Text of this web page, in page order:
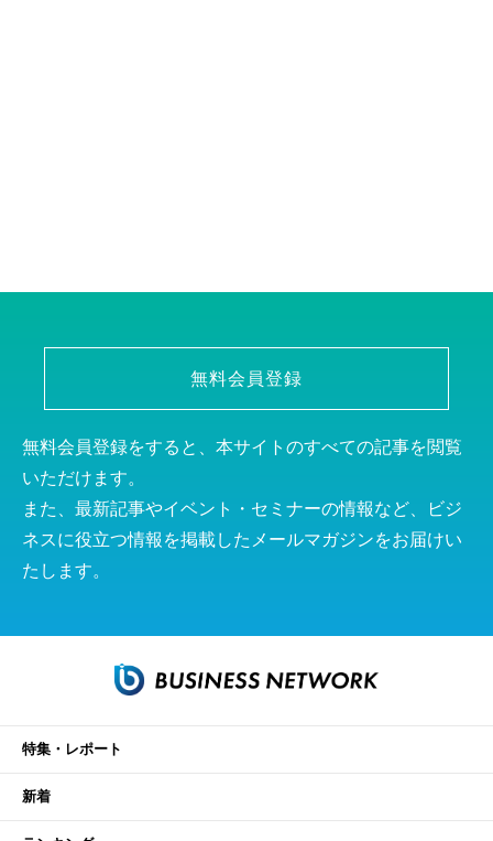
無料会員登録
無料会員登録をすると、本サイトのすべての記事を閲覧
いただけます。
また、最新記事やイベント・セミナーの情報など、ビジ
ネスに役立つ情報を掲載したメールマガジンをお届けい
たします。
特集・レポート
新着